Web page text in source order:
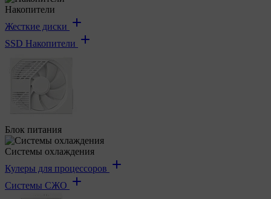
Накопители
Жесткие диски
SSD Накопители
Блок питания
Системы охлаждения
Кулеры для процессоров
Системы СЖО